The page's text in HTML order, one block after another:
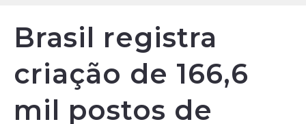
Brasil registra
criação de 166,6
mil postos de